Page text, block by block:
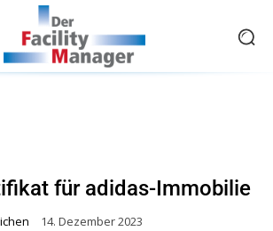
für adidas-Immobilie
14. Dezember 2023